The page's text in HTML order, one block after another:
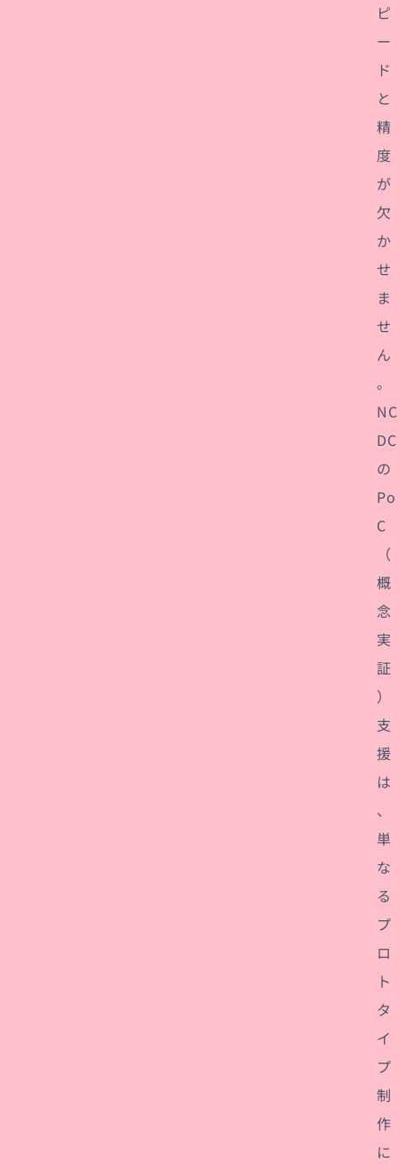
ピ
ー
ド
と
精
度
が
欠
か
せ
ま
せ
ん
。
NC
DC
の
Po
C
（
概
念
実
証
）
支
援
は
、
単
な
る
プ
ロ
ト
タ
イ
プ
制
作
に